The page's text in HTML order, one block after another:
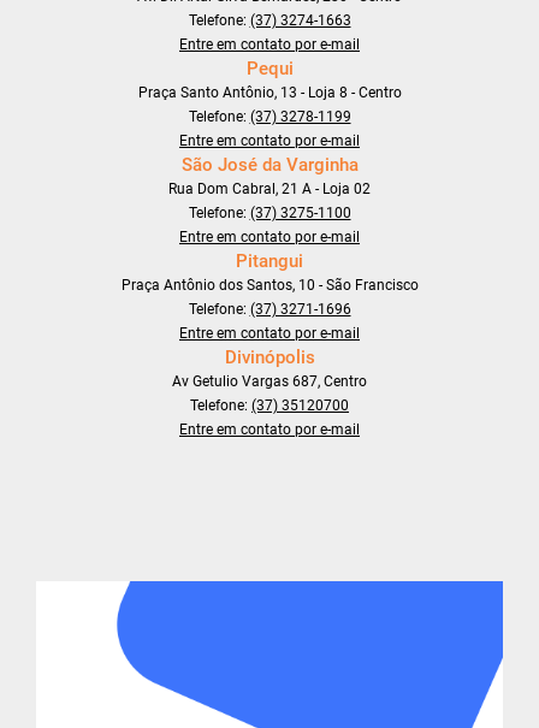
Telefone: (37) 3274-1663
Entre em contato por e-mail
Pequi
Praça Santo Antônio, 13 - Loja 8 - Centro
Telefone: (37) 3278-1199
Entre em contato por e-mail
São José da Varginha
Rua Dom Cabral, 21 A - Loja 02
Telefone: (37) 3275-1100
Entre em contato por e-mail
Pitangui
Praça Antônio dos Santos, 10 - São Francisco
Telefone: (37) 3271-1696
Entre em contato por e-mail
Divinópolis
Av Getulio Vargas 687, Centro
Telefone: (37) 35120700
Entre em contato por e-mail